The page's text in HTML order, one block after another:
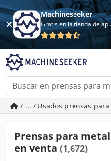
Machineseeker
Gratis en la
/ ... / Usados prensas
Prensas para
en venta (1,672)